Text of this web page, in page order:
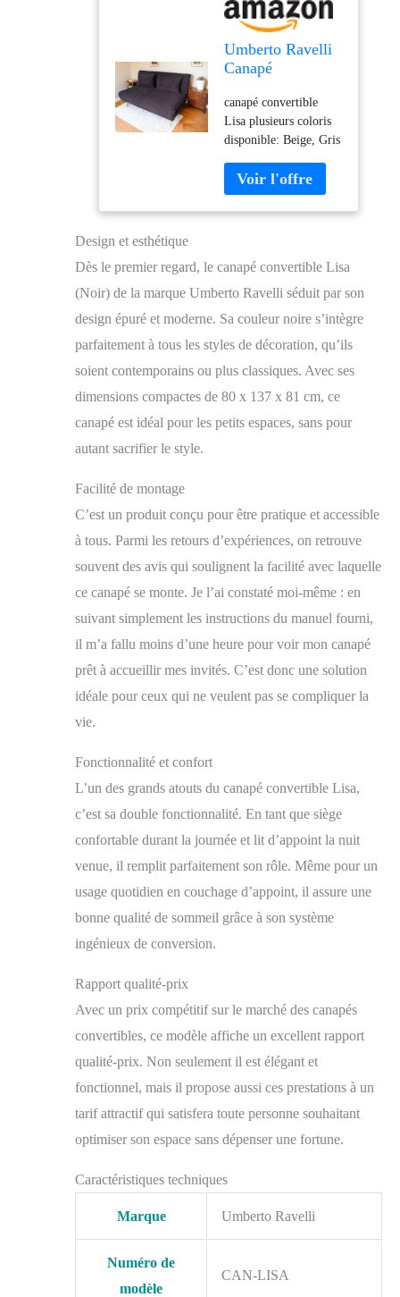
Umberto Ravelli
Canapé
(Noir)
canapé convertible
Lisa plusieurs coloris
disponible: Beige, Gris
Design et esthétique
Dès le premier regard, le canapé convertible Lisa
(Noir) de la marque Umberto Ravelli séduit par son
design épuré et moderne. Sa couleur noire s’intègre
parfaitement à tous les styles de décoration, qu’ils
soient contemporains ou plus classiques. Avec ses
dimensions compactes de 80 x 137 x 81 cm, ce
canapé est idéal pour les petits espaces, sans pour
autant sacrifier le style.
Facilité de montage
C’est un produit conçu pour être pratique et accessible
à tous. Parmi les retours d’expériences, on retrouve
souvent des avis qui soulignent la facilité avec laquelle
ce canapé se monte. Je l’ai constaté moi-même : en
suivant simplement les instructions du manuel fourni,
il m’a fallu moins d’une heure pour voir mon canapé
prêt à accueillir mes invités. C’est donc une solution
idéale pour ceux qui ne veulent pas se compliquer la
vie.
Fonctionnalité et confort
L’un des grands atouts du canapé convertible Lisa,
c’est sa double fonctionnalité. En tant que siège
confortable durant la journée et lit d’appoint la nuit
venue, il remplit parfaitement son rôle. Même pour un
usage quotidien en couchage d’appoint, il assure une
bonne qualité de sommeil grâce à son système
ingénieux de conversion.
Rapport qualité-prix
Avec un prix compétitif sur le marché des canapés
convertibles, ce modèle affiche un excellent rapport
qualité-prix. Non seulement il est élégant et
fonctionnel, mais il propose aussi ces prestations à un
tarif attractif qui satisfera toute personne souhaitant
optimiser son espace sans dépenser une fortune.
Caractéristiques techniques
Marque Umberto Ravelli
Numéro de
modèle
CAN-LISA